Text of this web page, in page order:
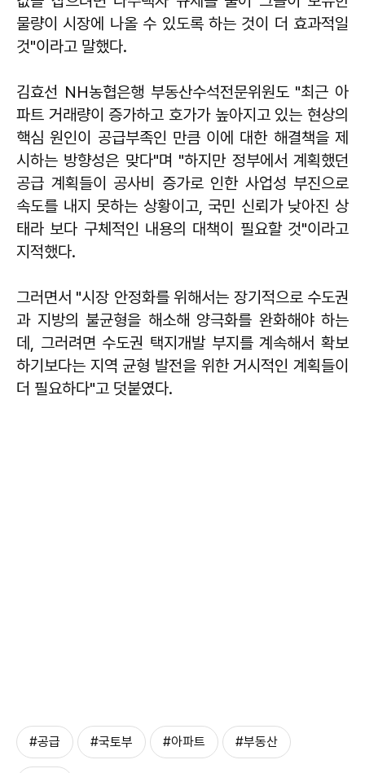
물량이 시장에 나올 수 있도록 하는 것이 더 효과적일
것"이라고 말했다.
김효선 NH농협은행 부동산수석전문위원도 "최근 아
파트 거래량이 증가하고 호가가 높아지고 있는 현상의
핵심 원인이 공급부족인 만큼 이에 대한 해결책을 제
시하는 방향성은 맞다"며 "하지만 정부에서 계획했던
공급 계획들이 공사비 증가로 인한 사업성 부진으로
속도를 내지 못하는 상황이고, 국민 신뢰가 낮아진 상
태라 보다 구체적인 내용의 대책이 필요할 것"이라고
지적했다.
그러면서 "시장 안정화를 위해서는 장기적으로 수도권
과 지방의 불균형을 해소해 양극화를 완화해야 하는
데, 그러려면 수도권 택지개발 부지를 계속해서 확보
하기보다는 지역 균형 발전을 위한 거시적인 계획들이
더 필요하다"고 덧붙였다.
#공급 #국토부 #아파트 #부동산